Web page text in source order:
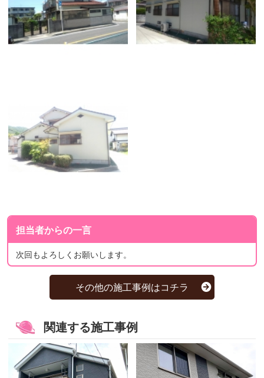
担当者からの一言
次回もよろしくお願いします。
その他の施工事例はコチラ
関連する施工事例